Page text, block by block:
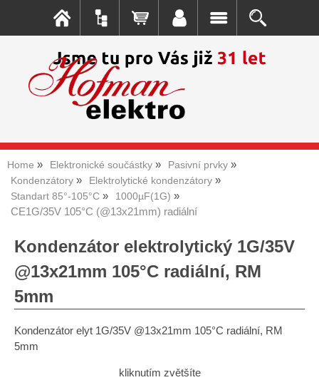
Home Elektronické součástky
Pasivní prvky
Kondenzátory
Elektrolytické kondenzátory
Standart 85°-105°C
1000µF(1G)
CE1G/35V 105°C (@13x21mm) radiální
Kondenzátor elektrolytický 1G/35V
@13x21mm 105°C radiální, RM
5mm
Kondenzátor elyt 1G/35V @13x21mm 105°C radiální, RM
5mm
kliknutím zvětšíte